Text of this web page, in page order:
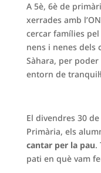
A 5è, 6è de
xerrades amb
cercar famílies
nens i nenes dels
Sàhara, per poder
entorn de
El divendres 30
Primària, els
cantar per la pau.
pati en què vam